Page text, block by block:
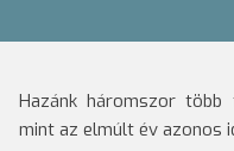
Hazánk háromszor
mint az elmúlt év azonos